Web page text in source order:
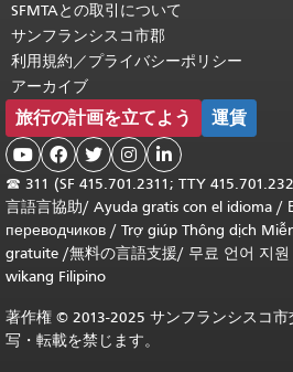
SFMTAとの取引について
サンフランシスコ市郡
利用規約／プライバシーポリシー
アーカイブ
旅行の計画を立てよう 運賃
    
☎ 311 (SF 415.701.2311; TTY
言語言協助/ Ayuda gratis con el idioma /
переводчиков / Trợ giúp Thông dịch
gratuite /無料の言語支援/ 무료 언어 지원
wikang Filipino
著作権 © 2013-2025 サンフランシスコ市
写・転載を禁じます。